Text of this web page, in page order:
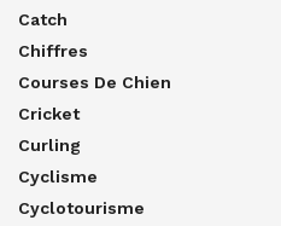
Catch
Chiffres
Courses De Chien
Cricket
Curling
Cyclisme
Cyclotourisme